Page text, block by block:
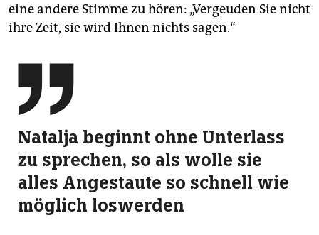
eine andere Stimme zu hören: „Vergeuden Sie nicht
ihre Zeit, sie wird Ihnen nichts sagen.“

Natalja beginnt ohne Unterlass
zu sprechen, so als wolle sie
alles Angestaute so schnell wie
möglich loswerden